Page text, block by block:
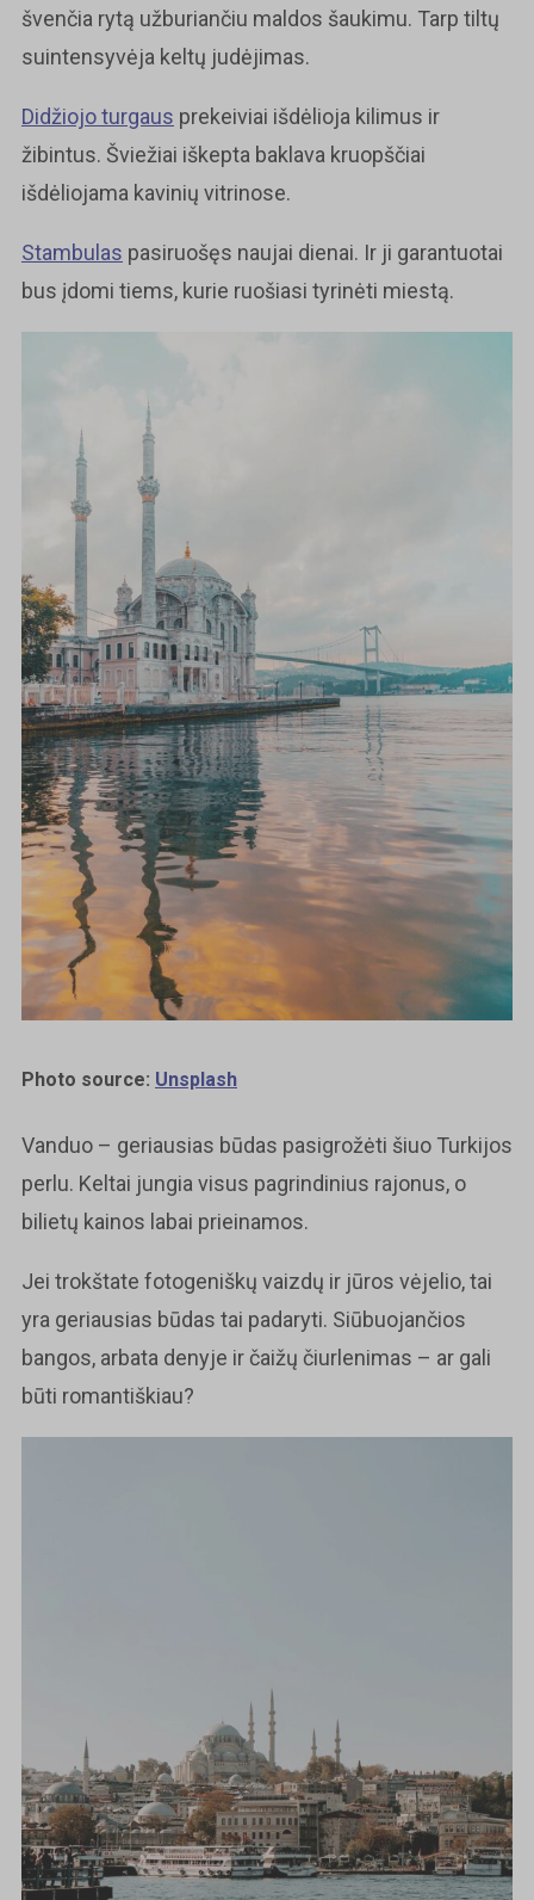
švenčia rytą užburiančiu maldos šaukimu. Tarp tiltų
suintensyvėja keltų judėjimas.
Didžiojo turgaus prekeiviai išdėlioja kilimus ir
žibintus. Šviežiai iškepta baklava kruopščiai
išdėliojama kavinių vitrinose.
Stambulas pasiruošęs naujai dienai. Ir ji garantuotai
bus įdomi tiems, kurie ruošiasi tyrinėti miestą.
Photo source: Unsplash
Vanduo – geriausias būdas pasigrožėti šiuo Turkijos
perlu. Keltai jungia visus pagrindinius rajonus, o
bilietų kainos labai prieinamos.
Jei trokštate fotogeniškų vaizdų ir jūros vėjelio, tai
yra geriausias būdas tai padaryti. Siūbuojančios
bangos, arbata denyje ir čaižų čiurlenimas – ar gali
būti romantiškiau?